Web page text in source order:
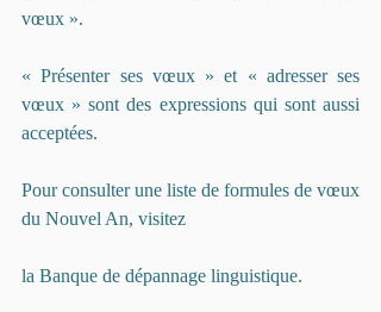
vœux ».
« Présenter ses vœux » et « adresser ses
vœux » sont des expressions qui sont aussi
acceptées.
Pour consulter une liste de formules de vœux
du Nouvel An, visitez
la Banque de dépannage linguistique.